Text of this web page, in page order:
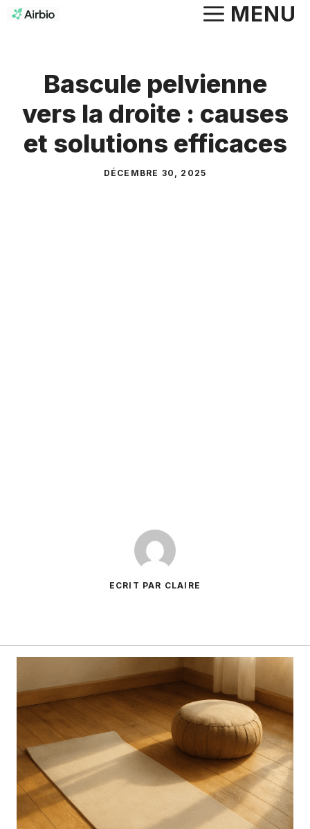
Aller
MENU
Bascule pelvienne
vers la droite : causes
et solutions efficaces
DÉCEMBRE 30, 2025
ECRIT PAR CLAIRE